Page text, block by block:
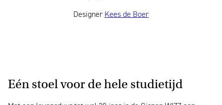
Designer Kees de Boer
Eén stoel voor de hele studietijd